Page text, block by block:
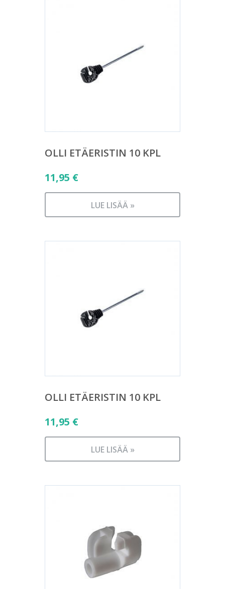
OLLI ETÄERISTIN 10 KPL
11,95 €
LUE LISÄÄ »
OLLI ETÄERISTIN 10 KPL
11,95 €
LUE LISÄÄ »